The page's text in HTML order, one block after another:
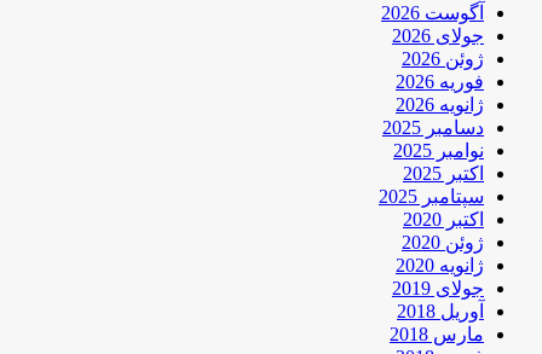
آگوست 2026
جولای 2026
ژوئن 2026
فوریه 2026
ژانویه 2026
دسامبر 2025
نوامبر 2025
اکتبر 2025
سپتامبر 2025
اکتبر 2020
ژوئن 2020
ژانویه 2020
جولای 2019
آوریل 2018
مارس 2018